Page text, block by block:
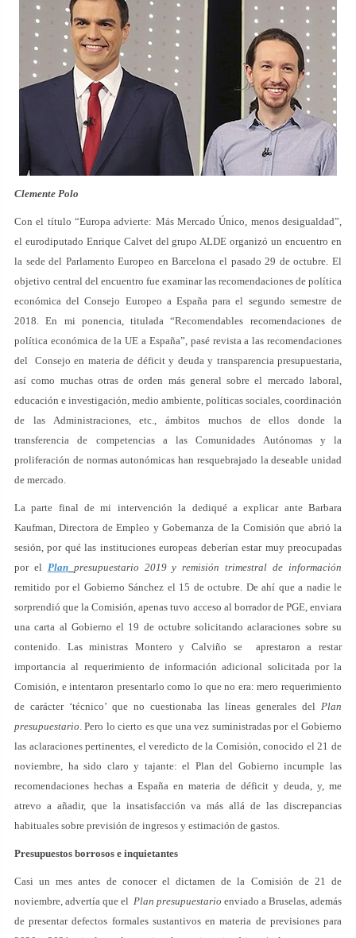
Clemente Polo
Con el título “Europa advierte: Más Mercado Único, menos desigualdad”,
el eurodiputado Enrique Calvet del grupo ALDE organizó un encuentro en
la sede del Parlamento Europeo en Barcelona el pasado 29 de octubre. El
objetivo central del encuentro fue examinar las recomendaciones de política
económica del Consejo Europeo a España para el segundo semestre de
2018. En mi ponencia, titulada “Recomendables recomendaciones de
política económica de la UE a España”, pasé revista a las recomendaciones
del Consejo en materia de déficit y deuda y transparencia presupuestaria,
así como muchas otras de orden más general sobre el mercado laboral,
educación e investigación, medio ambiente, políticas sociales, coordinación
de las Administraciones, etc., ámbitos muchos de ellos donde la
transferencia de competencias a las Comunidades Autónomas y la
proliferación de normas autonómicas han resquebrajado la deseable unidad
de mercado.
La parte final de mi intervención la dediqué a explicar ante Barbara
Kaufman, Directora de Empleo y Gobernanza de la Comisión que abrió la
sesión, por qué las instituciones europeas deberían estar muy preocupadas
por el Plan presupuestario 2019 y remisión trimestral de información
remitido por el Gobierno Sánchez el 15 de octubre. De ahí que a nadie le
sorprendió que la Comisión, apenas tuvo acceso al borrador de PGE, enviara
una carta al Gobierno el 19 de octubre solicitando aclaraciones sobre su
contenido. Las ministras Montero y Calviño se aprestaron a restar
importancia al requerimiento de información adicional solicitada por la
Comisión, e intentaron presentarlo como lo que no era: mero requerimiento
de carácter ‘técnico’ que no cuestionaba las líneas generales del Plan
presupuestario. Pero lo cierto es que una vez suministradas por el Gobierno
las aclaraciones pertinentes, el veredicto de la Comisión, conocido el 21 de
noviembre, ha sido claro y tajante: el Plan del Gobierno incumple las
recomendaciones hechas a España en materia de déficit y deuda, y, me
atrevo a añadir, que la insatisfacción va más allá de las discrepancias
habituales sobre previsión de ingresos y estimación de gastos.
Presupuestos borrosos e inquietantes
Casi un mes antes de conocer el dictamen de la Comisión de 21 de
noviembre, advertía que el Plan presupuestario enviado a Bruselas, además
de presentar defectos formales sustantivos en materia de previsiones para